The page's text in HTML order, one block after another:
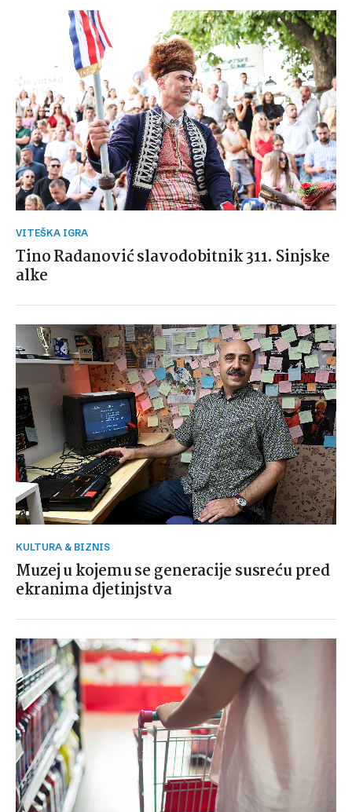
VITEŠKA IGRA
Tino Radanović slavodobitnik 311. Sinjske
alke
KULTURA & BIZNIS
Muzej u kojemu se generacije susreću pred
ekranima djetinjstva